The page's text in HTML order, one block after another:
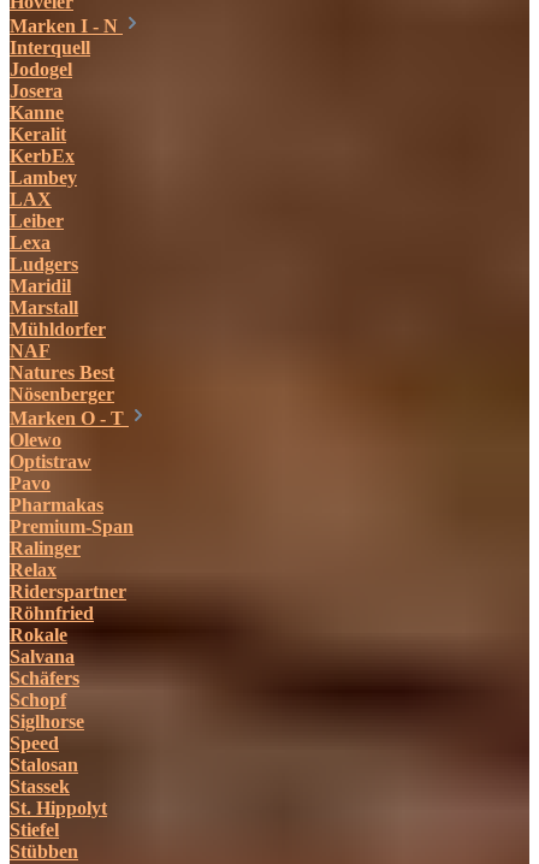
Marken I - N
Interquell
Jodogel
Josera
Kanne
Keralit
KerbEx
Lambey
LAX
Leiber
Lexa
Ludgers
Maridil
Marstall
Mühldorfer
NAF
Natures Best
Nösenberger
Marken O - T
Olewo
Optistraw
Pavo
Pharmakas
Premium-Span
Ralinger
Relax
Riderspartner
Röhnfried
Rokale
Salvana
Schäfers
Schopf
Siglhorse
Speed
Stalosan
Stassek
St. Hippolyt
Stiefel
Stübben